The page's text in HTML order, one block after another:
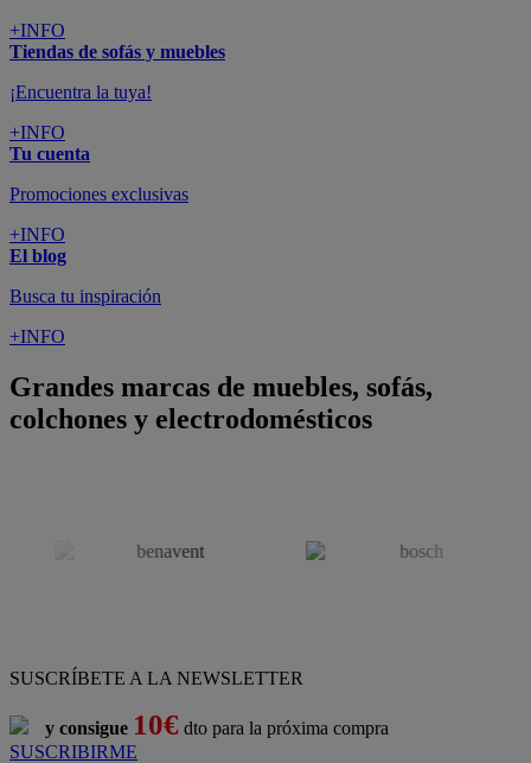
+INFO
Tiendas de sofás y muebles
¡Encuentra la tuya!
+INFO
Tu cuenta
Promociones exclusivas
+INFO
El blog
Busca tu inspiración
+INFO
Grandes marcas de muebles, sofás,
colchones y electrodomésticos
SUSCRÍBETE A LA NEWSLETTER
y consigue 10€ dto para la próxima compra
SUSCRIBIRME